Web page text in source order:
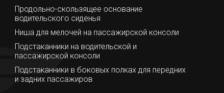
Продольно-скользящее основание
водительского сиденья
Ниша для мелочей на пассажирской консоли
Подстаканники на водительской и
пассажирской консоли
Подстаканники в боковых полках для передних
и задних пассажиров